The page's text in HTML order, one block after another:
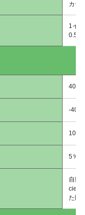
カー
1イ
0.5イ
40°F
-
10％
5％
自動
た医